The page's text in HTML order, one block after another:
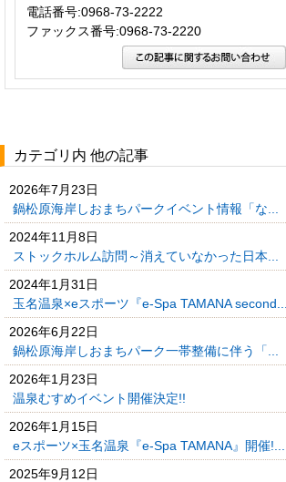
電話番号:0968-73-2222
ファックス番号:0968-73-2220
カテゴリ内 他の記事
2026年7月23日
鍋松原海岸しおまちパークイベント情報「な...
2024年11月8日
ストックホルム訪問～消えていなかった日本...
2024年1月31日
玉名温泉×eスポーツ『e-Spa TAMANA second...
2026年6月22日
鍋松原海岸しおまちパーク一帯整備に伴う「...
2026年1月23日
温泉むすめイベント開催決定!!
2026年1月15日
eスポーツ×玉名温泉『e-Spa TAMANA』開催!...
2025年9月12日